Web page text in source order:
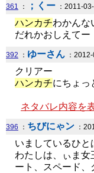
361 ： ；くー ：2011-
ハンカチわかんな
だれかおしえてー
392 ： ゆーさん ：
クリアー
ハンカチにちょ
ネタバレ内容を
396 ： ちびにゃン ：
いましているひと
わたしは、ぃま女
ート、スペード、